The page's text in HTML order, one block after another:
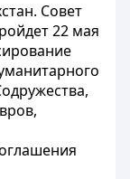
Совет
22 мая